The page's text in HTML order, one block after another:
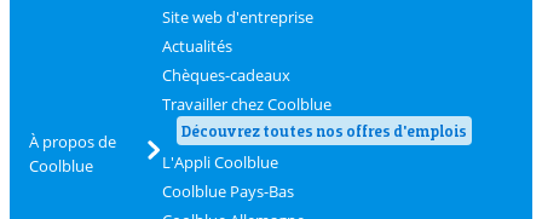
À propos de
Coolblue
Site web d'entreprise
Actualités
Chèques-cadeaux
Travailler chez Coolblue
Découvrez toutes nos offres d'emplois
L'Appli Coolblue
Coolblue Pays-Bas